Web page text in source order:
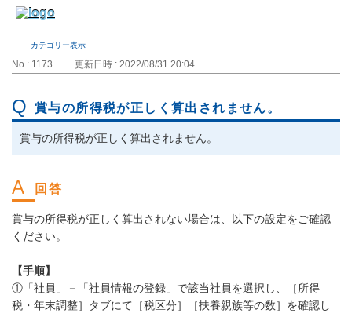
カテゴリー表示
No : 1173 更新日時 : 2022/08/31 20:04
賞与の所得税が正しく算出されません。
賞与の所得税が正しく算出されません。
賞与の所得税が正しく算出されない場合は、以下の設定をご確認
ください。
【手順】
①「社員」－「社員情報の登録」で該当社員を選択し、［所得
税・年末調整］タブにて［税区分］［扶養親族等の数］を確認し